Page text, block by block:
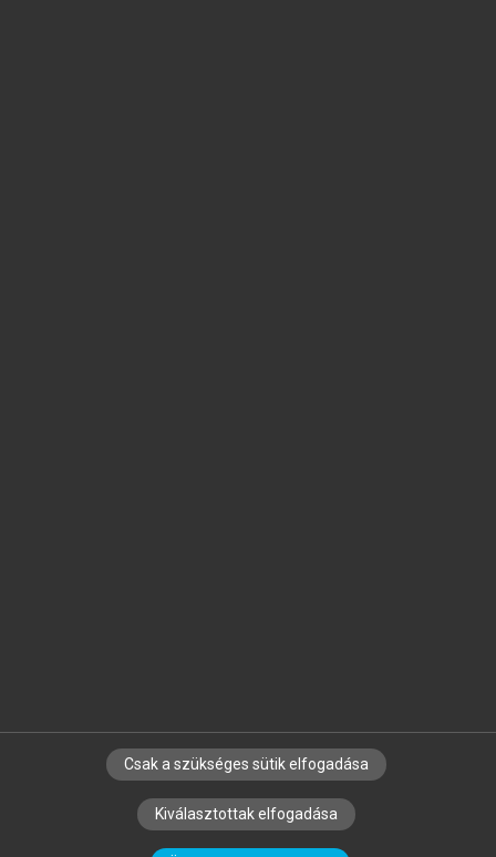
SZERZŐKNEK CÉGEKNEK KÖNYVTÁROSOKNAK
SZERKESZTÉSI ÉS LEKTORÁLÁSI ALAPELVEK
Csak a szükséges sütik elfogadása
Kiválasztottak elfogadása